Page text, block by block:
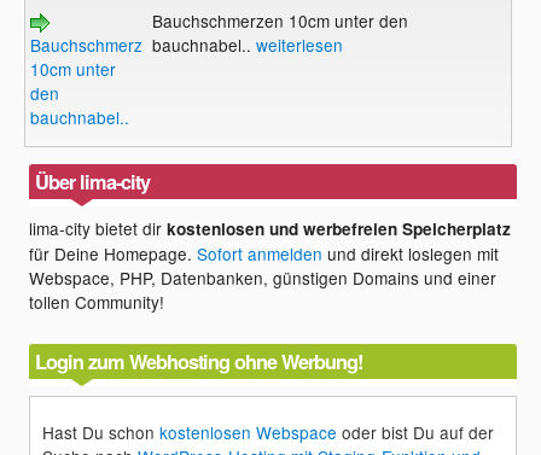
Bauchschmerzen
10cm unter
den
bauchnabel..
Bauchschmerzen 10cm unter den
bauchnabel.. weiterlesen
Über lima-city
lima-city bietet dirkostenlosen und werbefreien Speicherplatz
für Deine Homepage.Sofort anmelden und direkt loslegen mit
Webspace, PHP, Datenbanken, günstigen Domains und einer
tollen Community!
Login zum Webhosting ohne Werbung!
Hast Du schonkostenlosen Webspace oder bist Du auf der